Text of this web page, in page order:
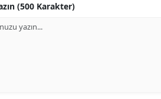
(500 Karakter)